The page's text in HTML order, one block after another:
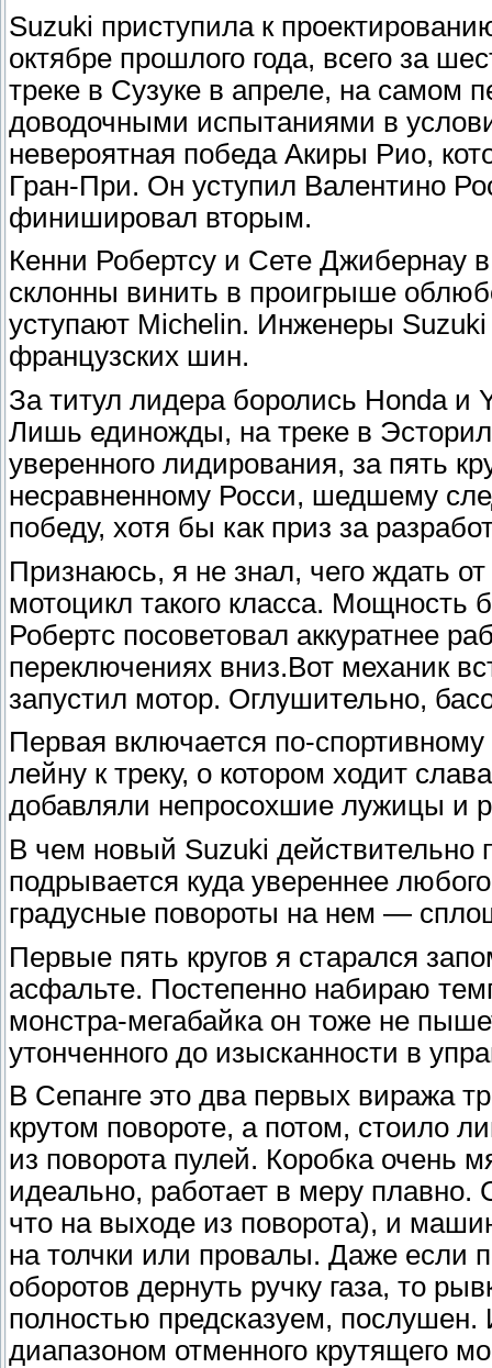
Suzuki приступила к
октябре прошлого года, всего за
треке в Сузуке в апреле, на самом
доводочными испытаниями в
невероятная победа Акиры Рио,
Гран-При. Он уступил Валентино
финишировал вторым.
Кенни Робертсу и Сете Джибернау
склонны винить в проигрыше
уступают Michelin. Инженеры
французских шин.
За титул лидера боролись Honda и
Лишь единожды, на треке в
уверенного лидирования, за пять
несравненному Росси, шедшему
победу, хотя бы как приз за
Признаюсь, я не знал, чего ждать
мотоцикл такого класса. Мощность
Робертс посоветовал аккуратнее
переключениях вниз.Вот механик
запустил мотор. Оглушительно,
Первая включается по-
лейну к треку, о котором ходит
добавляли непросохшие лужицы и
В чем новый Suzuki действительно
подрывается куда увереннее
градусные повороты на нем —
Первые пять кругов я старался
асфальте. Постепенно набираю
монстра-мегабайка он тоже не
утонченного до изысканности в
В Сепанге это два первых виража
крутом повороте, а потом, стоило
из поворота пулей. Коробка очень
идеально, работает в меру плавно.
что на выходе из поворота), и
на толчки или провалы. Даже если
оборотов дернуть ручку газа, то
полностью предсказуем,
диапазоном отменного крутящего